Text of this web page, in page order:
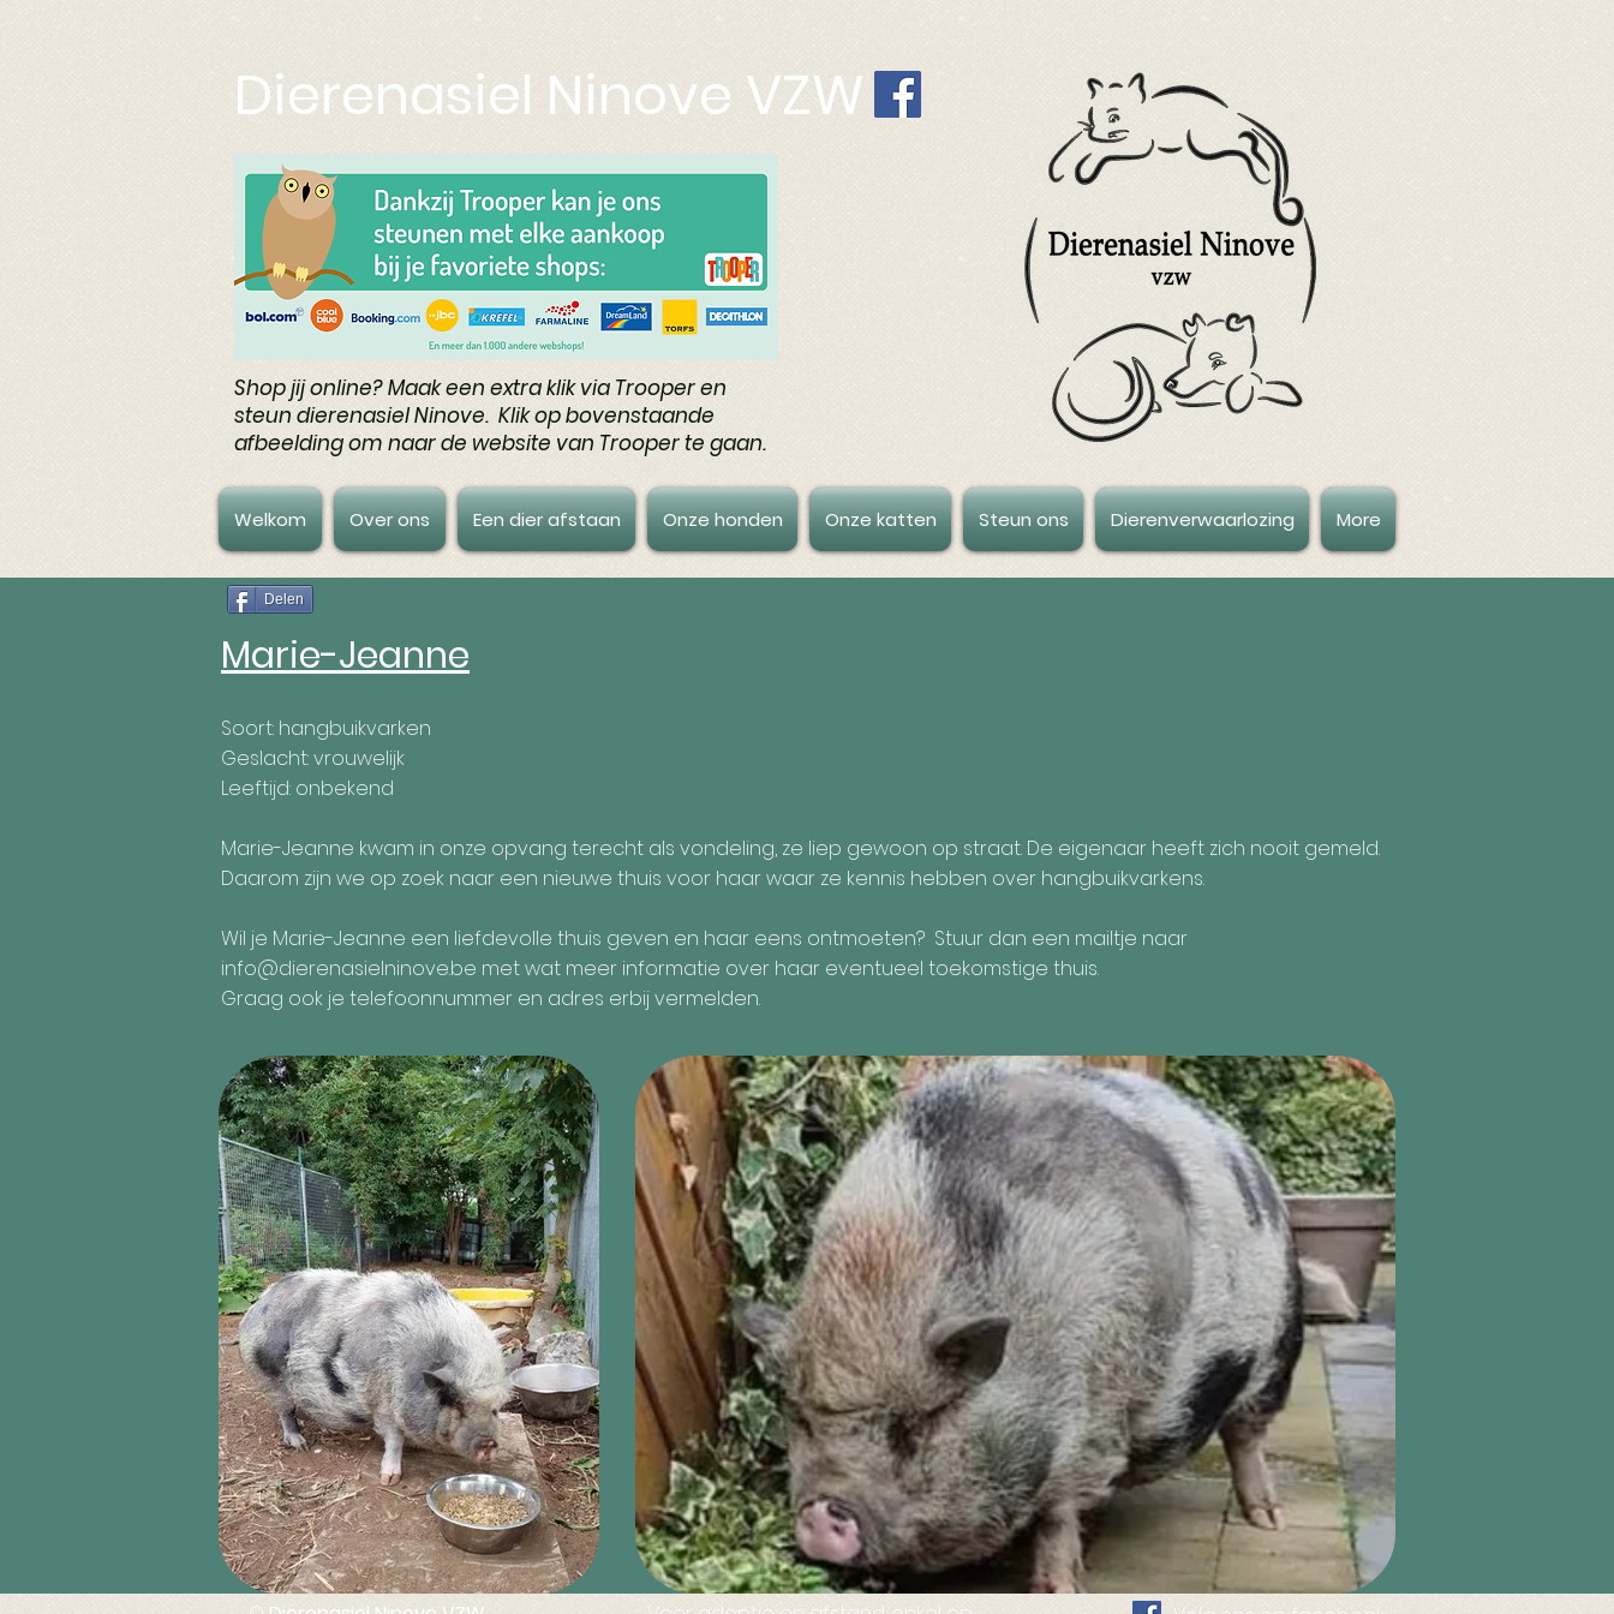
Dierenasiel Ninove VZW
Shop jij online? Maak een extra klik via Trooper en
steun dierenasiel Ninove. Klik op bovenstaande
afbeelding om naar de website van Trooper te gaan.
Welkom Over ons Een dier afstaan Onze honden Onze katten Steun ons Dierenverwaarlozing More
Delen
Marie-Jeanne
Soort: hangbuikvarken
Geslacht: vrouwelijk
Leeftijd: onbekend
Marie-Jeanne kwam in onze opvang terecht als vondeling, ze liep gewoon op straat. De eigenaar heeft zich nooit gemeld.
Daarom zijn we op zoek naar een nieuwe thuis voor haar waar ze kennis hebben over hangbuikvarkens.
Wil je Marie-Jeanne een liefdevolle thuis geven en haar eens ontmoeten? Stuur dan een mailtje naar
info@dierenasielninove.be met wat meer informatie over haar eventueel toekomstige thuis.
Graag ook je telefoonnummer en adres erbij vermelden.